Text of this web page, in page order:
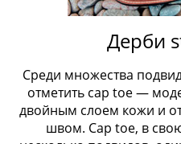
Дерби
Среди множества
отметить cap toe —
двойным слоем кожи и
швом. Cap toe, в